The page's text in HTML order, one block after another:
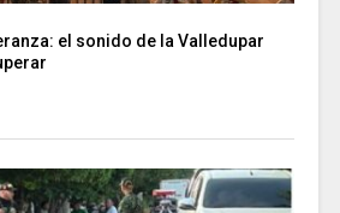
el sonido de la Valledupar